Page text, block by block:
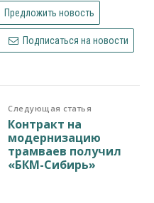
Предложить новость
Подписаться на новости
Следующая статья
Контракт на
модернизацию
трамваев получил
«БКМ-Сибирь»